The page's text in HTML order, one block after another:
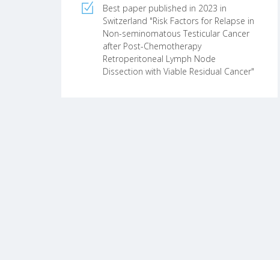
Louis, dove ho approfondito
ulteriormente le mie competenze in
ambito urologico, con un focus specifico
sulle innovazioni terapeutiche e
chirurgiche.
Best paper published in 2023 in
Switzerland "Risk Factors for Relapse in
Non-seminomatous Testicular Cancer
after Post-Chemotherapy
Retroperitoneal Lymph Node
Dissection with Viable Residual Cancer"